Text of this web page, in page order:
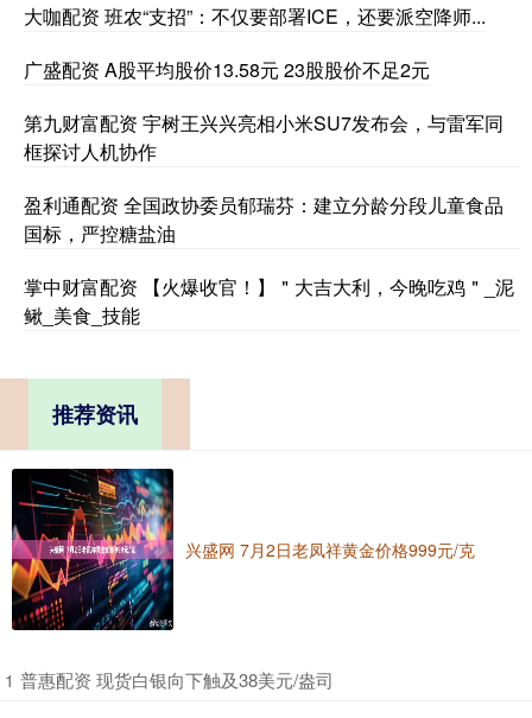
大咖配资 班农“支招”：不仅要部署ICE，还要派空降师...
广盛配资 A股平均股价13.58元 23股股价不足2元
第九财富配资 宇树王兴兴亮相小米SU7发布会，与雷军同
框探讨人机协作
盈利通配资 全国政协委员郁瑞芬：建立分龄分段儿童食品
国标，严控糖盐油
掌中财富配资 【火爆收官！】＂大吉大利，今晚吃鸡＂_泥
鳅_美食_技能
推荐资讯
兴盛网 7月2日老凤祥黄金价格999元/克
1 ​普惠配资 现货白银向下触及38美元/盎司